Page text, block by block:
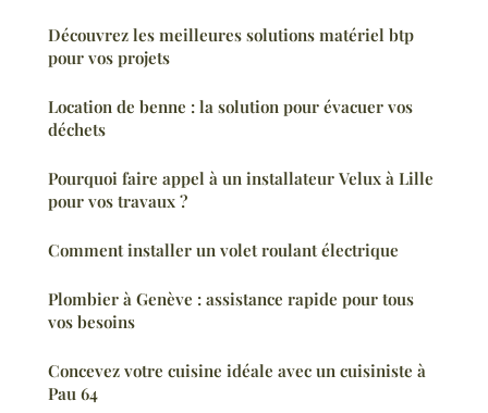
Découvrez les meilleures solutions matériel btp
pour vos projets
Location de benne : la solution pour évacuer vos
déchets
Pourquoi faire appel à un installateur Velux à Lille
pour vos travaux ?
Comment installer un volet roulant électrique
Plombier à Genève : assistance rapide pour tous
vos besoins
Concevez votre cuisine idéale avec un cuisiniste à
Pau 64